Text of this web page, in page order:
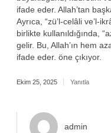
ifade eder. Allah’tan
Ayrıca, “zü’l-celâli ve’l-
birlikte kullanıldığında,
gelir. Bu, Allah’ın hem
ifade eder. öne çıkıyor.
Ekim 25, 2025 Yanıtla
admin